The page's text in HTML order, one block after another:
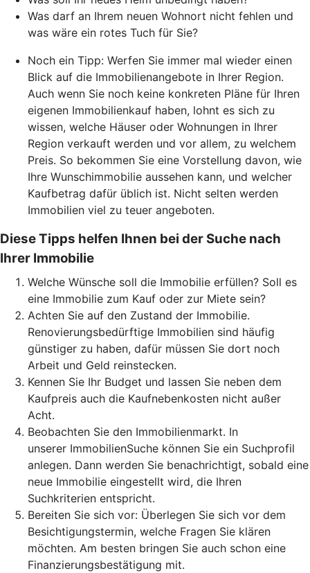
Was darf an Ihrem neuen Wohnort nicht fehlen und
was wäre ein rotes Tuch für Sie?
Noch ein Tipp: Werfen Sie immer mal wieder einen
Blick auf die Immobilienangebote in Ihrer Region.
Auch wenn Sie noch keine konkreten Pläne für Ihren
eigenen Immobilienkauf haben, lohnt es sich zu
wissen, welche Häuser oder Wohnungen in Ihrer
Region verkauft werden und vor allem, zu welchem
Preis. So bekommen Sie eine Vorstellung davon, wie
Ihre Wunschimmobilie aussehen kann, und welcher
Kaufbetrag dafür üblich ist. Nicht selten werden
Immobilien viel zu teuer angeboten.
Diese Tipps helfen Ihnen bei der Suche nach
Ihrer Immobilie
Welche Wünsche soll die Immobilie erfüllen? Soll es
eine Immobilie zum Kauf oder zur Miete sein?
Achten Sie auf den Zustand der Immobilie.
Renovierungsbedürftige Immobilien sind häufig
günstiger zu haben, dafür müssen Sie dort noch
Arbeit und Geld reinstecken.
Kennen Sie Ihr Budget und lassen Sie neben dem
Kaufpreis auch die Kaufnebenkosten nicht außer
Acht.
Beobachten Sie den Immobilienmarkt. In
unserer ImmobilienSuche können Sie ein Suchprofil
anlegen. Dann werden Sie benachrichtigt, sobald eine
neue Immobilie eingestellt wird, die Ihren
Suchkriterien entspricht.
Bereiten Sie sich vor: Überlegen Sie sich vor dem
Besichtigungstermin, welche Fragen Sie klären
möchten. Am besten bringen Sie auch schon eine
Finanzierungsbestätigung mit.